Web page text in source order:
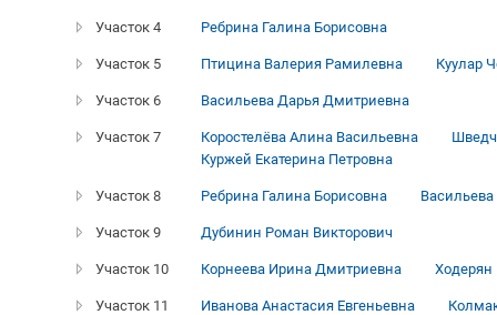
Участок 4 Ребрина Галина Борисовна
Участок 5 Птицина Валерия Рамилевна Куулар
Участок 6 Васильева Дарья Дмитриевна
Участок 7 Коростелёва Алина Васильевна
Куржей Екатерина Петровна
Участок 8 Ребрина Галина Борисовна
Участок 9 Дубинин Роман Викторович
Участок 10 Корнеева Ирина Дмитриевна Ходерян
Участок 11 Иванова Анастасия Евгеньевна